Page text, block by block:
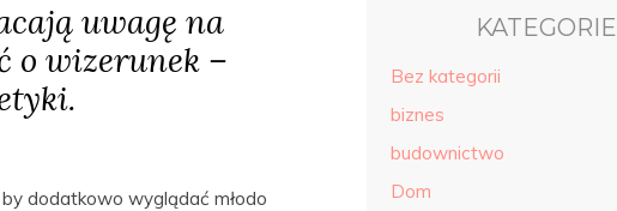
uwagę na
o wizerunek –
dodatkowo wyglądać młodo
KATEGORIE
Bez kategorii
biznes
budownictwo
Dom